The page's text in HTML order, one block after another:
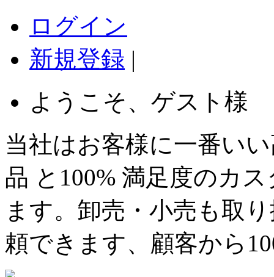
ログイン
新規登録 |
ようこそ、ゲスト様
当社はお客様に一番い
品 と100% 満足度のカ
ます。卸売・小売も取
頼できます、顧客から